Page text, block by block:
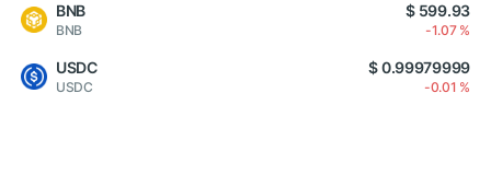
BNB
BNB
$ 599.93
-1.07 %
USDC
USDC
$ 0.99979999
-0.01 %